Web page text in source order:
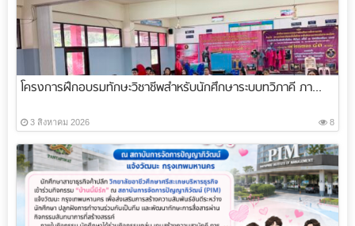
โครงการฝึกอบรมทักษะวิชาชีพสำหรับนักศึกษาระบบทวิภาคี ภา...
3 สิงหาคม 2026 8